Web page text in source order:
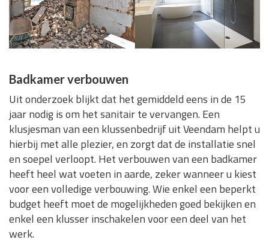
Badkamer verbouwen
Uit onderzoek blijkt dat het gemiddeld eens in de 15
jaar nodig is om het sanitair te vervangen. Een
klusjesman van een klussenbedrijf uit Veendam helpt u
hierbij met alle plezier, en zorgt dat de installatie snel
en soepel verloopt. Het verbouwen van een badkamer
heeft heel wat voeten in aarde, zeker wanneer u kiest
voor een volledige verbouwing. Wie enkel een beperkt
budget heeft moet de mogelijkheden goed bekijken en
enkel een klusser inschakelen voor een deel van het
werk.